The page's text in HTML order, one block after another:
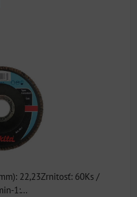
22,23Zrnitosť: 60Ks /
1:...